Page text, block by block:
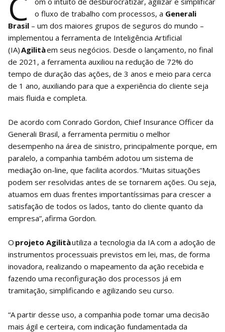
o fluxo de trabalho com processos, a Generali
Brasil – um dos maiores grupos de seguros do mundo –
implementou a ferramenta de Inteligência Artificial
(IA)Agilitàem seus negócios. Desde o lançamento, no final
de 2021, a ferramenta auxiliou na redução de 72% do
tempo de duração das ações, de 3 anos e meio para cerca
de 1 ano, auxiliando para que a experiência do cliente seja
mais fluida e completa.
De acordo com Conrado Gordon, Chief Insurance Officer da
Generali Brasil, a ferramenta permitiu o melhor
desempenho na área de sinistro, principalmente porque, em
paralelo, a companhia também adotou um sistema de
mediação on-line, que facilita acordos. “Muitas situações
podem ser resolvidas antes de se tornarem ações. Ou seja,
atuamos em duas frentes importantíssimas para crescer a
satisfação de todos os lados, tanto do cliente quanto da
empresa”, afirma Gordon.
O projeto Agilitàutiliza a tecnologia da IA com a adoção de
instrumentos processuais previstos em lei, mas, de forma
inovadora, realizando o mapeamento da ação recebida e
fazendo uma reconfiguração dos processos já em
tramitação, simplificando e agilizando seu curso.
“A partir desse uso, a companhia pode tomar uma decisão
mais ágil e certeira, com indicação fundamentada da